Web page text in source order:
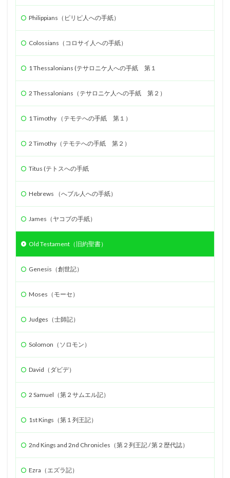
Philippians（ピリピ人への手紙）
Colossians（コロサイ人への手紙）
1 Thessalonians (テサロニケ人への手紙 第１
2 Thessalonians（テサロニケ人への手紙 第２）
1 Timothy （テモテへの手紙 第１）
2 Timothy（テモテへの手紙 第２）
Titus (テトスへの手紙
Hebrews （へブル人への手紙）
James（ヤコブの手紙）
Old Testament（旧約聖書）
Genesis（創世記）
Moses（モーセ）
Judges（士師記）
Solomon（ソロモン）
David（ダビデ）
2 Samuel（第２サムエル記）
1st Kings（第１列王記）
2nd Kings and 2nd Chronicles（第２列王記 / 第２歴代誌）
Ezra（エズラ記）